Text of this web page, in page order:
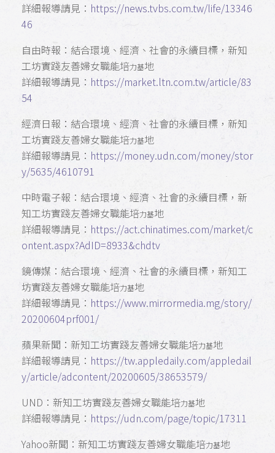
詳細報導請見： https://news.tvbs.com.tw/life/13346
46
自由時報：結合環境、經濟、社會的永續目標，新知
工坊實踐友善婦女職能培力基地
詳細報導請見： https://market.ltn.com.tw/article/83
54
經濟日報：結合環境、經濟、社會的永續目標，新知
工坊實踐友善婦女職能培力基地
詳細報導請見： https://money.udn.com/money/stor
y/5635/4610791
中時電子報：結合環境、經濟、社會的永續目標，新
知工坊實踐友善婦女職能培力基地
詳細報導請見： https://act.chinatimes.com/market/c
ontent.aspx?AdID=8933&chdtv
鏡傳媒：結合環境、經濟、社會的永續目標，新知工
坊實踐友善婦女職能培力基地
詳細報導請見： https://www.mirrormedia.mg/story/
20200604prf001/
蘋果新聞：新知工坊實踐友善婦女職能培力基地
詳細報導請見： https://tw.appledaily.com/appledail
y/article/adcontent/20200605/38653579/
UND：新知工坊實踐友善婦女職能培力基地
詳細報導請見： https://udn.com/page/topic/17311
Yahoo新聞：新知工坊實踐友善婦女職能培力基地